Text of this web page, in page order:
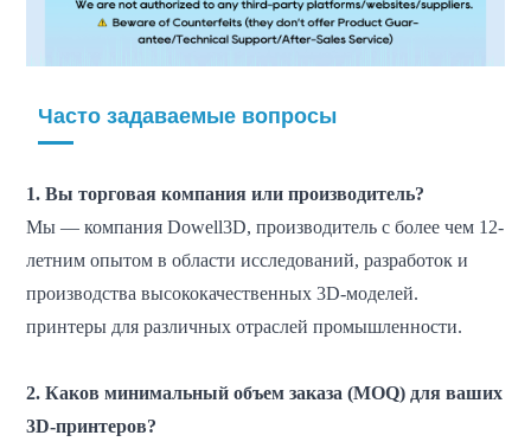
Часто задаваемые вопросы
1. Вы торговая компания или производитель?
Мы — компания Dowell3D, производитель с более чем 12-
летним опытом в области исследований, разработок и
производства высококачественных 3D-моделей.
принтеры для различных отраслей промышленности.
2. Каков минимальный объем заказа (MOQ) для ваших
3D-принтеров?